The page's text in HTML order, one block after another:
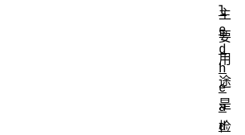
主
要
用
途
是
检
l
e
d
h
e
a
d